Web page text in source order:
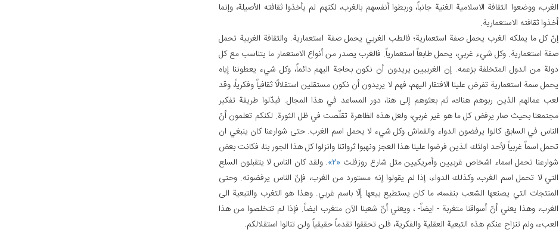
الغرب، ووضعوا الثقافة الاسلامية الغنية جانباً، وربطوا أنفسهم بالغرب، لكنهم لم يأخذوا ثقافته الأصيلة، وإنما
أخذوا ثقافته الاستعمارية.
إنّ كل ما يملكه الغرب يحمل صفة استعمارية؛ فالطب الغربي يحمل صفة استعمارية. والثقافة الغربية تحمل
صفة استعمارية. وكل شي‏ء غربي، يحمل طابعاً استعمارياً. فالغرب يصدر من أنواع الاستعمار ما يتناسب مع كل
دولة من الدول المتخلفة بزعمه. إن الغربيين يريدون أن نكون بحاجة اليهم دائماً، وكل شي‏ء يعطوننا إياه
يحمل سمة استعمارية تفرض علينا الافتقار اليهم، فهم لا يريدون أن نكون مستقلين استقلالًا ثقافياً وفكرياً، وقد
لعب عمالهم الذين ربوهم هناك، ثم بعثوهم إلى هنا، دور المساعد في هذا المجال. فبدّلوا طريقة تفكير
مجتمعنا بحيث صار يرفض كل ما هو غير غربي، ولعل هذه الظاهرة تقلّصت في ظل الثورة. لكنكم تعلمون أنّ
الناس في السابق كانوا يرفضون الدواء والقماش وكل شي‏ء لا يحمل اسم الغرب. حتى شوارعنا كان ينبغي ان
تحمل اسماً غربياً لأحد اولئك الذين فرضوا علينا هذا العجز ونهبوا ثرواتنا وانزلوا كل هذا الجور بنا، فكانت بعض
شوارعنا تحمل اسماء اشخاص غربيين وأمريكيين مثل شارع روزفلت «۲»
. ولقد كان الناس لا يتقبلون السلع
التي لا تحمل اسم الغرب، وكذلك الدواء، إذا لم يقولوا إنه مستورد من الغرب، فإنّ الناس يرفضونه. وحتى
المنتجات التي يصنعها الشعب بنفسه، ما كان يستطيع بيعها إلّا باسم غربي. وهذا هو التغرب والتبعية الى
الغرب، وهذا يعني أنّ أسواقنا متغربة - ايضاً- ، ويعني أنّ شعبنا الآن‏ متغرب ايضاً. فإذا لم تتخلصوا من هذا
العب‏ء، ولم تنزاح عنكم هذه التبعية العقلية والفكرية، فلن تحققوا تقدماً حقيقياً ولن تنالوا استقلالكم.